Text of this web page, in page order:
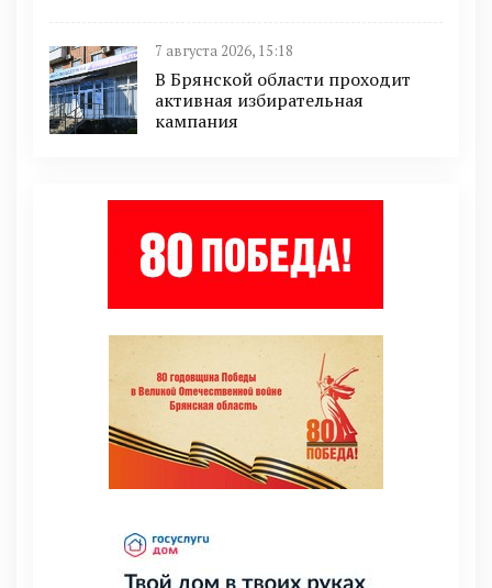
7 августа 2026, 15:18
В Брянской области проходит
активная избирательная
кампания